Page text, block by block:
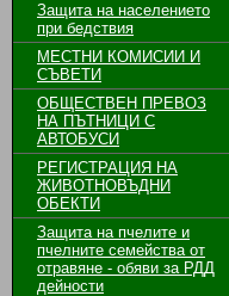
Защита на населението
при бедствия
МЕСТНИ КОМИСИИ И
СЪВЕТИ
ОБЩЕСТВЕН ПРЕВОЗ
НА ПЪТНИЦИ С
АВТОБУСИ
РЕГИСТРАЦИЯ НА
ЖИВОТНОВЪДНИ
ОБЕКТИ
Защита на пчелите и
пчелните семейства от
отравяне - обяви за РДД
дейности